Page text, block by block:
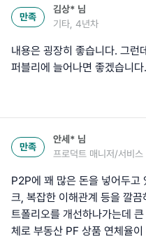
만족
김상* 님
기타, 4년차
내용은 굉장히 좋습니다. 그
퍼블리에 늘어나면 좋겠습니다.
만족
안세* 님
프로덕트 매니저/서비
P2P에 꽤 많은 돈을 넣어두고
크, 복잡한 이해관계 등을 깔
트폴리오를 개선하나가는데
체로 부동산 PF 상품 연체율